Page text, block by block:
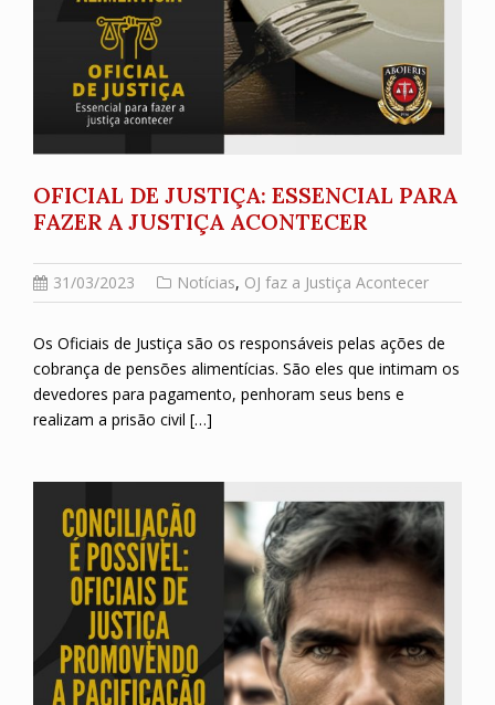
OFICIAL DE JUSTIÇA: ESSENCIAL PARA
FAZER A JUSTIÇA ACONTECER
31/03/2023 Notícias, OJ faz a Justiça Acontecer
Os Oficiais de Justiça são os responsáveis pelas ações de
cobrança de pensões alimentícias. São eles que intimam os
devedores para pagamento, penhoram seus bens e
realizam a prisão civil […]